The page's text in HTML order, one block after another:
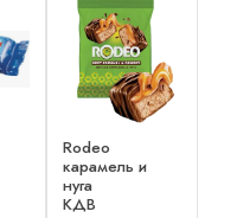
Rodeo
карамель и
нуга
КДВ